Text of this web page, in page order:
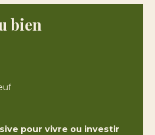
bien
pour vivre ou investir